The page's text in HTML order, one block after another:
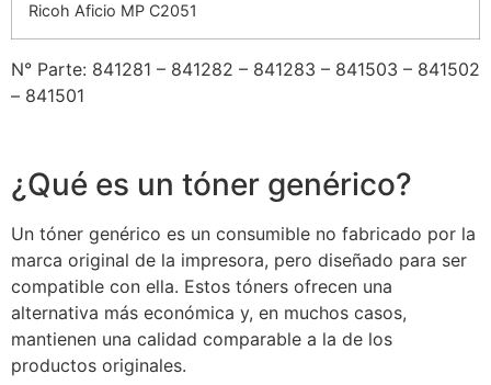
Ricoh Aficio MP C2051
N° Parte: 841281 – 841282 – 841283 – 841503 – 841502
– 841501
¿Qué es un tóner genérico?
Un tóner genérico es un consumible no fabricado por la
marca original de la impresora, pero diseñado para ser
compatible con ella. Estos tóners ofrecen una
alternativa más económica y, en muchos casos,
mantienen una calidad comparable a la de los
productos originales.